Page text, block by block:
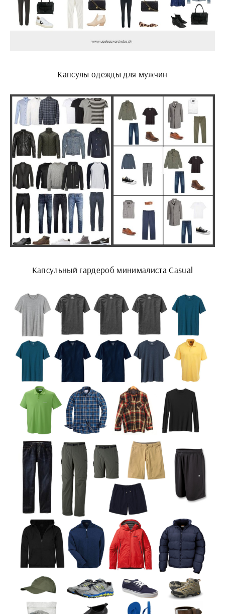
Капсулы одежды для мужчин
Капсульный гардероб минималиста Casual